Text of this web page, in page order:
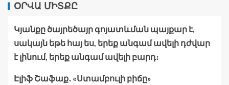
ՕՐՎԱ ՄԻՏՔԸ
Կյանքը ծայրեծայր գոյատևման պայքար է,
սակայն եթե հայ ես, երեք անգամ ավելի դժվար
է լինում, երեք անգամ ավելի բարդ։
Էլիֆ Շաֆաք․ «Ստամբուլի բիճը»